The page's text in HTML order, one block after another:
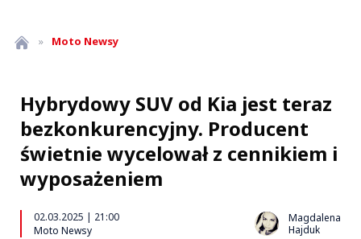
» Moto Newsy
Hybrydowy SUV od Kia jest teraz
bezkonkurencyjny. Producent
świetnie wycelował z cennikiem i
wyposażeniem
02.03.2025 | 21:00
Moto Newsy
Magdalena
Hajduk